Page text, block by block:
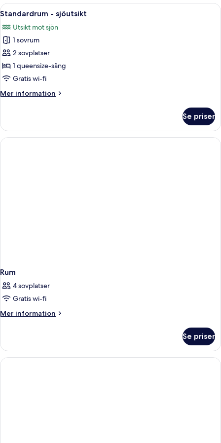
sjöutsikt
Öppna
alla
foton
för
Standardrum
-
sjöutsikt
Ett sovrum med en säng, ett
5
Standardrum - sjöutsikt
Utsikt mot sjön
1 sovrum
2 sovplatser
1 queensize-säng
Gratis wi-fi
Mer information
Mer
-
sjöutsikt
Se priser
Rum
4 sovplatser
Gratis wi-fi
Mer information
Mer
Se priser